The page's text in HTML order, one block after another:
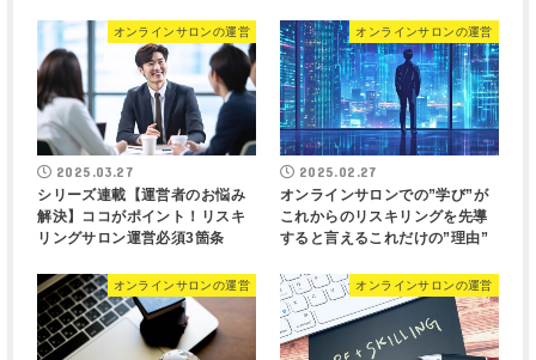
オンラインサロンの運営
2025.03.27
シリーズ連載【運営者のお悩み
解決】ココがポイント！リスキ
リングサロン運営必須3箇条
オンラインサロンの運営
2025.02.27
オンラインサロンでの”学び”が
これからのリスキリングを先導
すると言えるこれだけの”理由”
オンラインサロンの運営 オンラインサロンの運営